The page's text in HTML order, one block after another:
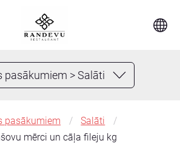
pasākumiem > Salāti
pasākumiem
Salāti
mērci un cāļa fileju kg